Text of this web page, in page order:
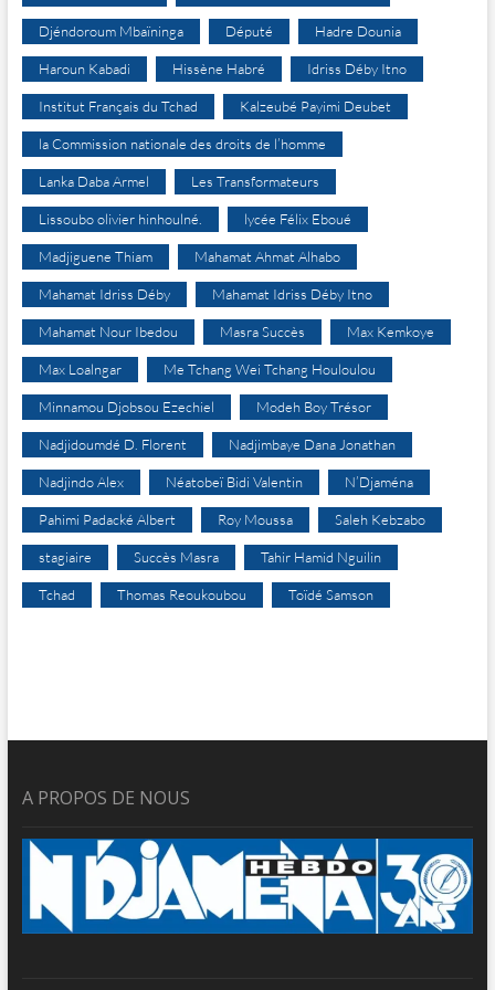
Djéndoroum Mbaïninga Député Hadre Dounia
Haroun Kabadi Hissène Habré Idriss Déby Itno
Institut Français du Tchad Kalzeubé Payimi Deubet
la Commission nationale des droits de l’homme
Lanka Daba Armel Les Transformateurs
Lissoubo olivier hinhoulné. lycée Félix Eboué
Madjiguene Thiam Mahamat Ahmat Alhabo
Mahamat Idriss Déby Mahamat Idriss Déby Itno
Mahamat Nour Ibedou Masra Succès Max Kemkoye
Max Loalngar Me Tchang Wei Tchang Houloulou
Minnamou Djobsou Ezechiel Modeh Boy Trésor
Nadjidoumdé D. Florent Nadjimbaye Dana Jonathan
Nadjindo Alex Néatobeï Bidi Valentin N’Djaména
Pahimi Padacké Albert Roy Moussa Saleh Kebzabo
stagiaire Succès Masra Tahir Hamid Nguilin
Tchad Thomas Reoukoubou Toïdé Samson
A PROPOS DE NOUS